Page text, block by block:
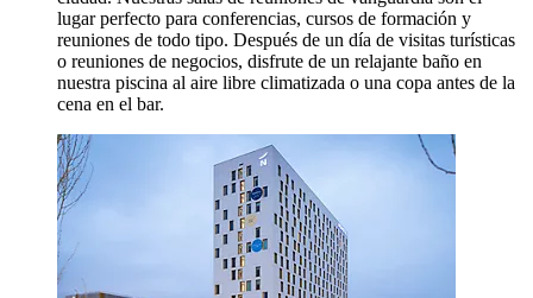
lugar perfecto para conferencias, cursos de formación y
reuniones de todo tipo. Después de un día de visitas turísticas
o reuniones de negocios, disfrute de un relajante baño en
nuestra piscina al aire libre climatizada o una copa antes de la
cena en el bar.